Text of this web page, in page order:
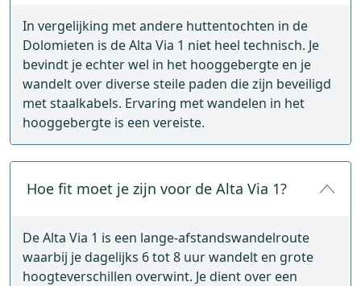
In vergelijking met andere huttentochten in de
Dolomieten is de Alta Via 1 niet heel technisch. Je
bevindt je echter wel in het hooggebergte en je
wandelt over diverse steile paden die zijn beveiligd
met staalkabels. Ervaring met wandelen in het
hooggebergte is een vereiste.
Hoe fit moet je zijn voor de Alta Via 1?
De Alta Via 1 is een lange-afstandswandelroute
waarbij je dagelijks 6 tot 8 uur wandelt en grote
hoogteverschillen overwint. Je dient over een